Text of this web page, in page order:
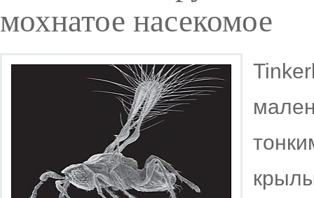
мохнатое насекомое